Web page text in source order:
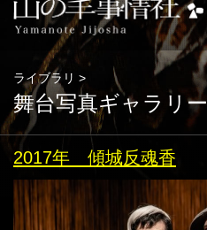
ライブラリ >
舞台写真ギャラリー
2017年 傾城反魂香